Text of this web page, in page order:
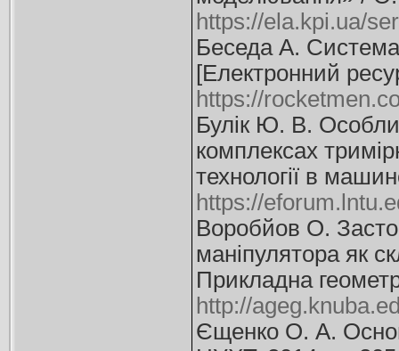
https://ela.kpi.ua/
Беседа А.
[Електронний
https://
Булік Ю. В.
комплексах
технології в
https://
Воробйов О.
маніпулятора як
Прикладна
http://
Єщенко О. А.